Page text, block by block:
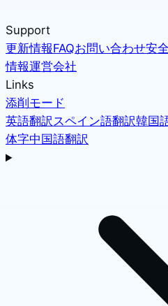
Support
更新情報FAQお問い合わせ安
情報運営会社
Links
添削モード
英語翻訳スペイン語翻訳韓国
体字中国語翻訳